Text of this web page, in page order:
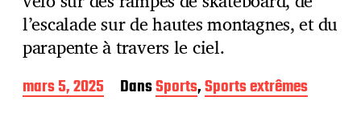
l’escalade sur de hautes montagnes, et du
parapente à travers le ciel.
D
a
mars 5, 2025 DansSports,Sports extrêmes